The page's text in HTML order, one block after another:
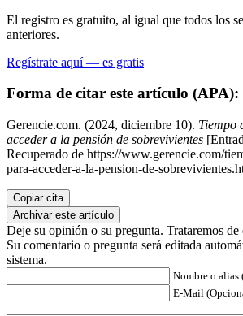
El registro es gratuito, al igual que todos los
anteriores.
Regístrate aquí — es gratis
Forma de citar este artículo (APA):
Gerencie.com. (2024, diciembre 10). Tiempo
acceder a la pensión de sobrevivientes
Recuperado de https://www.gerencie.com/
para-acceder-a-la-pension-de-
Copiar cita
Archivar este artículo
Deje su opinión o su pregunta. Trataremos de
Su comentario o pregunta será editada
sistema.
Nombre o alias
E-Mail